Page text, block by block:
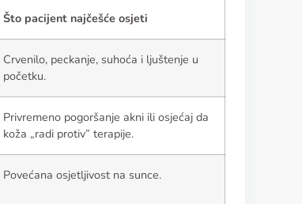
Što pacijent najčešće osjeti
Crvenilo, peckanje, suhoća i ljuštenje u
početku.
Privremeno pogoršanje akni ili osjećaj da
koža „radi protiv” terapije.
Povećana osjetljivost na sunce.